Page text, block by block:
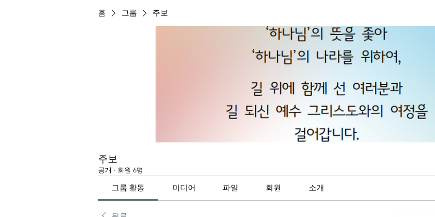
홈 그룹 주보
주보
공개 · 회원 6명
그룹 활동 미디어 파일 회원 소개